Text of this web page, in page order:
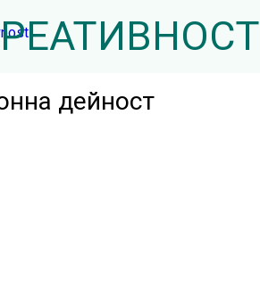
дейност